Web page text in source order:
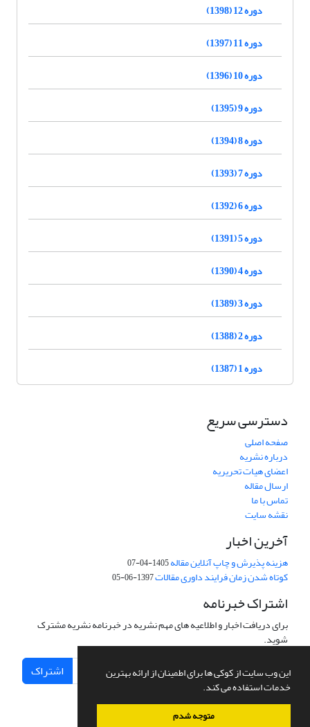
این وب سایت از کوکی ها برای اطمینان از ارائه بهترین
خدمات استفاده می کند.
متوجه شدم
دوره 12 (1398)
دوره 11 (1397)
دوره 10 (1396)
دوره 9 (1395)
دوره 8 (1394)
دوره 7 (1393)
دوره 6 (1392)
دوره 5 (1391)
دوره 4 (1390)
دوره 3 (1389)
دوره 2 (1388)
دوره 1 (1387)
دسترسی سریع
صفحه اصلی
درباره نشریه
اعضای هیات تحریریه
ارسال مقاله
تماس با ما
نقشه سایت
آخرین اخبار
هزینه پذیرش و چاپ آنلاین مقاله1405-04-07
کوتاه شدن زمان فرایند داوری مقالات1397-06-05
اشتراک خبرنامه
برای دریافت اخبار و اطلاعیه های مهم نشریه در خبرنامه نشریه مشترک
شوید.
اشتراک